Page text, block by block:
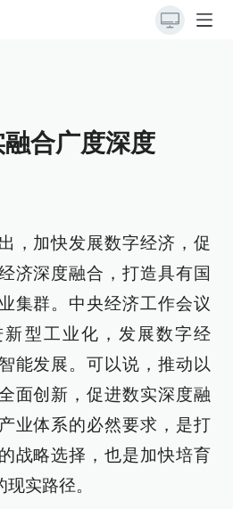
合广度深度
，加快发展数字经济，促
济深度融合，打造具有国
集群。中央经济工作会议
型工业化，发展数字经
能发展。可以说，推动以
面创新，促进数实深度融
业体系的必然要求，是打
战略选择，也是加快培育
实路径。